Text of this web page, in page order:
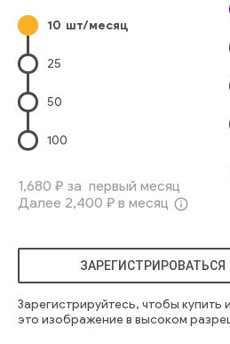
Европейского Происхождения
Японского Происхождения
европеец
счастливый
радостный
ребенок
воспитание
10 шт/месяц
25
50
100
1,680 ₽ за первый месяц
Далее 2,400 ₽ в месяц info_outline
ЗАРЕГИСТРИРОВАТЬСЯ
Зарегистрируйтесь, чтобы купить
это изображение в высоком